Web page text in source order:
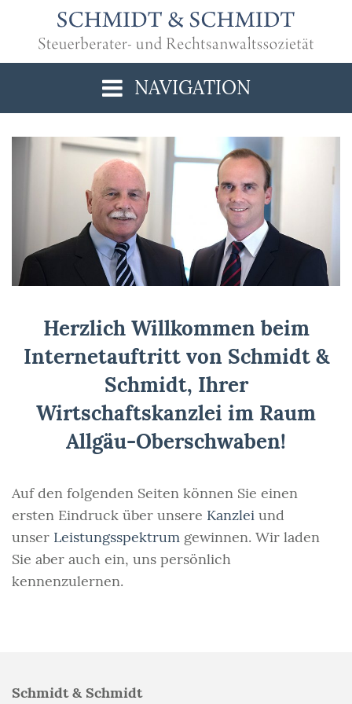
navigationNAVIGATION
Herzlich Willkommen beim
Internetauftritt von Schmidt &
Schmidt, Ihrer
Wirtschaftskanzlei im Raum
Allgäu-Oberschwaben!
Auf den folgenden Seiten können Sie einen
ersten Eindruck über unsere Kanzlei und
unser Leistungsspektrum gewinnen. Wir laden
Sie aber auch ein, uns persönlich
kennenzulernen.
Schmidt & Schmidt